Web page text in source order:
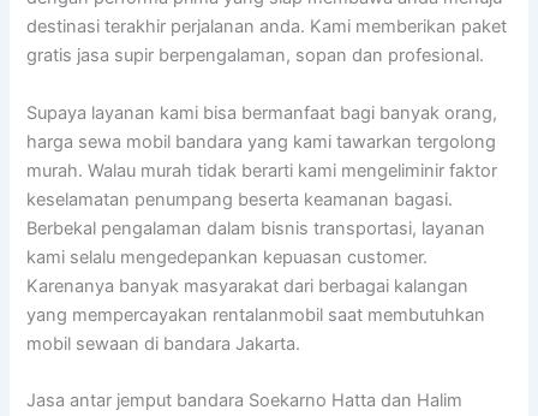
destinasi terakhir perjalanan anda. Kami memberikan paket
gratis jasa supir berpengalaman, sopan dan profesional.
Supaya layanan kami bisa bermanfaat bagi banyak orang,
harga sewa mobil bandara yang kami tawarkan tergolong
murah. Walau murah tidak berarti kami mengeliminir faktor
keselamatan penumpang beserta keamanan bagasi.
Berbekal pengalaman dalam bisnis transportasi, layanan
kami selalu mengedepankan kepuasan customer.
Karenanya banyak masyarakat dari berbagai kalangan
yang mempercayakan rentalanmobil saat membutuhkan
mobil sewaan di bandara Jakarta.
Jasa antar jemput bandara Soekarno Hatta dan Halim